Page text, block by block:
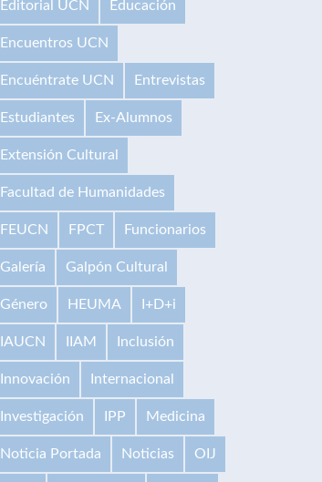
Editorial UCN Educación
Encuentros UCN
Encuéntrate UCN Entrevistas
Estudiantes Ex-Alumnos
Extensión Cultural
Facultad de Humanidades
FEUCN FPCT Funcionarios
Galería Galpón Cultural
Género HEUMA I+D+i
IAUCN IIAM Inclusión
Innovación Internacional
Investigación IPP Medicina
Noticia Portada Noticias OIJ